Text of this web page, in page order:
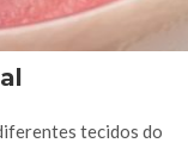
tecidos do